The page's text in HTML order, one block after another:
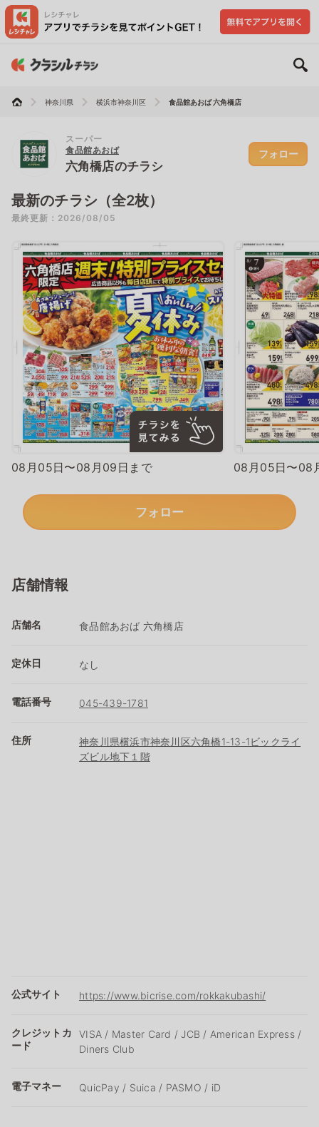
神奈川県 横浜市神奈川区 食品館あおば 六角橋店
スーパー
食品館あおば
六角橋店のチラシ
フォロー
最新のチラシ（全2枚）
最終更新：2026/08/05
08月05日〜08月09日まで 08月05日〜08
フォロー
店舗情報
店舗名 食品館あおば 六角橋店
定休日 なし
電話番号 045-439-1781
住所
神奈川県横浜市神奈川区六角橋1-13-1ビックライ
ズビル地下１階
公式サイト https://www.bicrise.com/rokkakubashi/
クレジットカ
ード
VISA / Master Card / JCB / American Express /
Diners Club
電子マネー QuicPay / Suica / PASMO / iD